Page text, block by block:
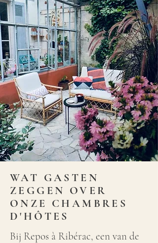
WAT GASTEN
ZEGGEN OVER
ONZE CHAMBRES
D'HÔTES
Bij Repos à Ribérac, een van de